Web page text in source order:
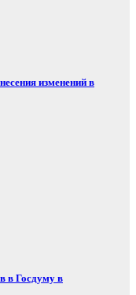
изменений в
в Госдуму в